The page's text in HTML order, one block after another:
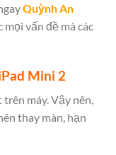
Quỳnh An
mọi vấn đề mà các
Mini 2
máy. Vậy nên,
thay màn, hạn